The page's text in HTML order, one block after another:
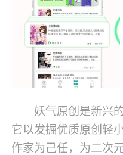
妖气原创是新兴
它以发掘优质原创轻
作家为己任，为二次